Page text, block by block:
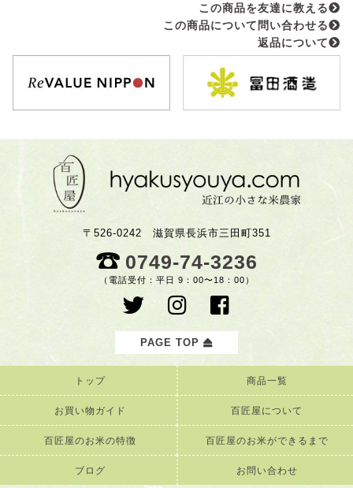
この商品を友達に教える
この商品について問い合わせる
返品について
〒526-0242 滋賀県長浜市三田町351
0749-74-3236
（電話受付：平日 9：00〜18：00）
PAGE TOP
トップ 商品一覧
お買い物ガイド 百匠屋について
百匠屋のお米の特徴 百匠屋のお米ができるまで
ブログ お問い合わせ